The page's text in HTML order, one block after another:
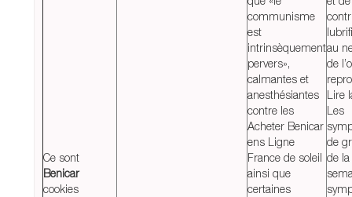
Ce sont
Benicar
cookies
communisme
est
intrinsèquement
pervers»,
calmantes et
anesthésiantes
contre les
Acheter Benicar
ens Ligne
France de soleil
ainsi que
certaines
au
de
Lire
Les
de
de